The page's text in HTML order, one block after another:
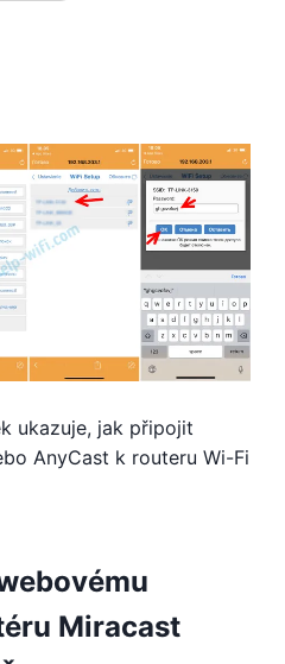
ukazuje, jak připojit
AnyCast k routeru Wi-Fi
Miracast